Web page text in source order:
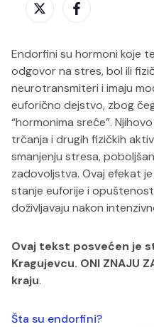
TwitterFacebook
Endorfini su hormoni koje
odgovor na stres, bol ili
neurotransmiteri i imaju
euforično dejstvo, zbog
“hormonima sreće”.
trčanja i drugih fizičkih
smanjenju stresa,
zadovoljstva. Ovaj efekat
stanje euforije i
doživljavaju nakon
Ovaj tekst posvećen je
Kragujevcu. ONI ZNAJU
kraju.
Šta su endorfini?